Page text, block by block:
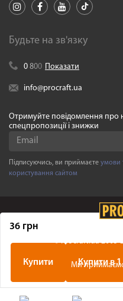
36 грн
Купити Купити в 1
Будьте на зв'язку
0 800 Показати
info@procraft.ua
Отримуйте повідомлення про
спецпропозиції і знижки
Підписуючись, ви приймаєте умови
користування сайтом
©Procraft.ua2005-
Ми